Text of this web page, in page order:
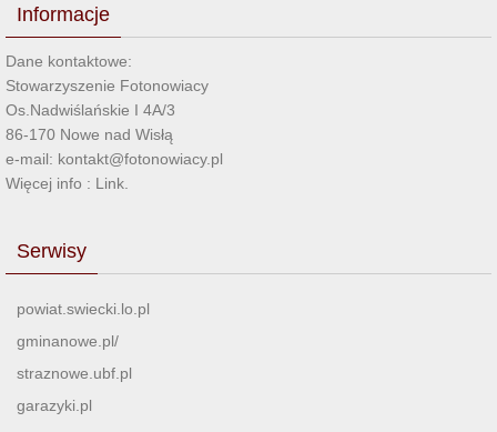
Informacje
Dane kontaktowe:
Stowarzyszenie Fotonowiacy
Os.Nadwiślańskie I 4A/3
86-170 Nowe nad Wisłą
e-mail: kontakt@fotonowiacy.pl
Więcej info : Link
Serwisy
powiat.swiecki.lo.pl
gminanowe.pl/
straznowe.ubf.pl
garazyki.pl